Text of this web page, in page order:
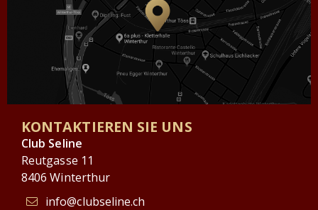
KONTAKTIEREN SIE UNS
Club Seline
Reutgasse 11
8406 Winterthur
info@clubseline.ch